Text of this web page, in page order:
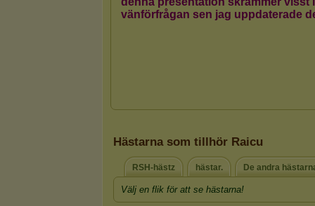
Hästarna som tillhör Raicu
RSH-hästz hästar. De andra
Välj en flik för att se hästarna!